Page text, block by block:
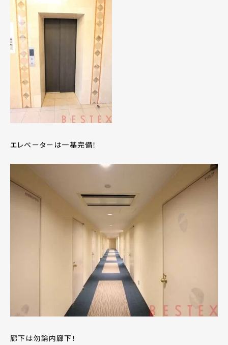
エレベーターは一基完備！
廊下は勿論内廊下！